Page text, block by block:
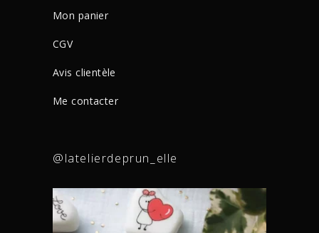
Mon panier
CGV
Avis clientèle
Me contacter
@latelierdeprun_elle